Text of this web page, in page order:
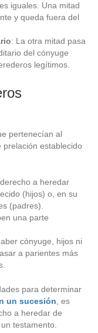
iguales. Una mitad
y queda fuera del
: La otra mitad pasa
del cónyuge
legítimos.
pertenecían al
establecido
a heredar
(hijos) o, en su
(padres).
una parte
cónyuge, hijos ni
a parientes más
para determinar
un sucesión, es
a heredar de
testamento.